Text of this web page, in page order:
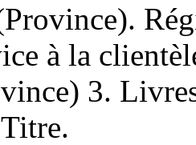
à la
3.